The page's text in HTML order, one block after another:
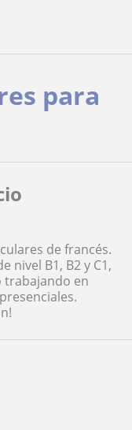
para
de francés.
nivel B1, B2 y C1,
trabajando en